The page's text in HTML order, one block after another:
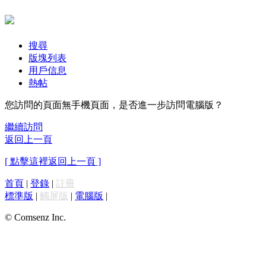
搜尋
版塊列表
用戶信息
熱帖
您訪問的頁面無手機頁面，是否進一步訪問電腦版？
繼續訪問
返回上一頁
[ 點擊這裡返回上一頁 ]
首頁 | 登錄 | 註冊
標準版 | 觸屏版 | 電腦版 |
© Comsenz Inc.